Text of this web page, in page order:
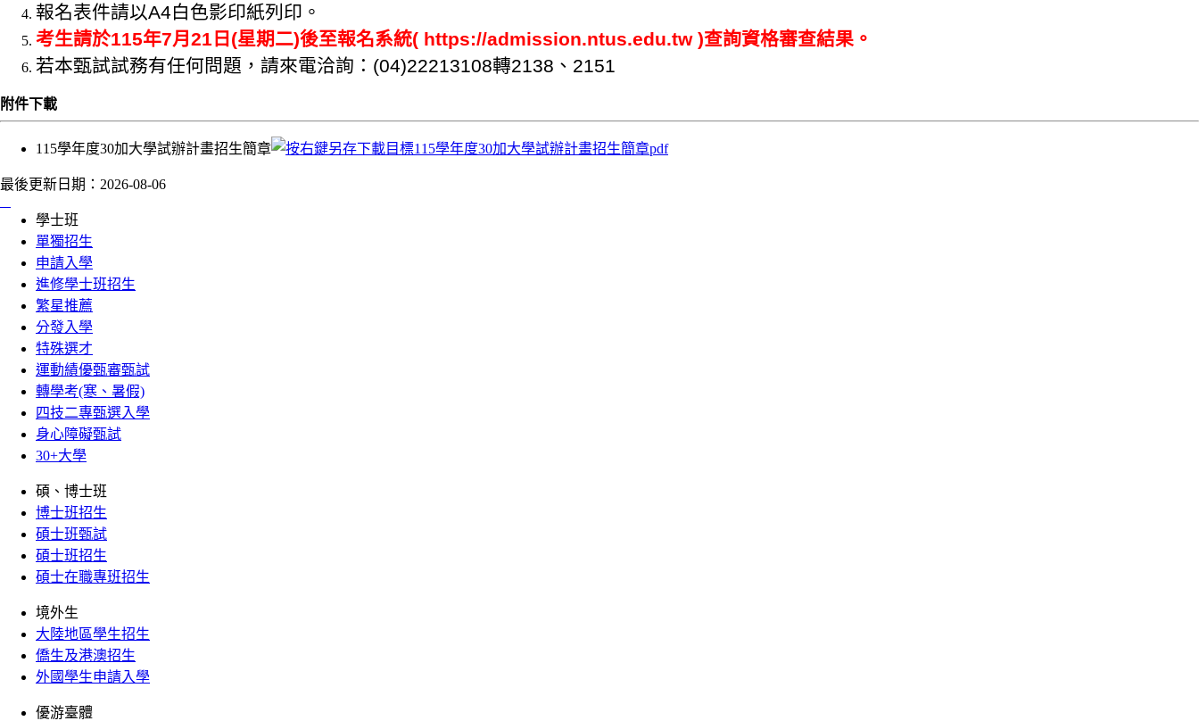
報名表件請以A4白色影印紙列印。
考生請於115年7月21日(星期二)後至報名系統( https://admission.ntus.edu.tw )查詢資格審查結果。
若本甄試試務有任何問題，請來電洽詢：(04)22213108轉2138、2151
附件下載
115學年度30加大學試辦計畫招生簡章
最後更新日期： 2026-08-06
學士班
單獨招生
申請入學
進修學士班招生
繁星推薦
分發入學
特殊選才
運動績優甄審甄試
轉學考(寒、暑假)
四技二專甄選入學
身心障礙甄試
30+大學
碩、博士班
博士班招生
碩士班甄試
碩士班招生
碩士在職專班招生
境外生
大陸地區學生招生
僑生及港澳招生
外國學生申請入學
優游臺體